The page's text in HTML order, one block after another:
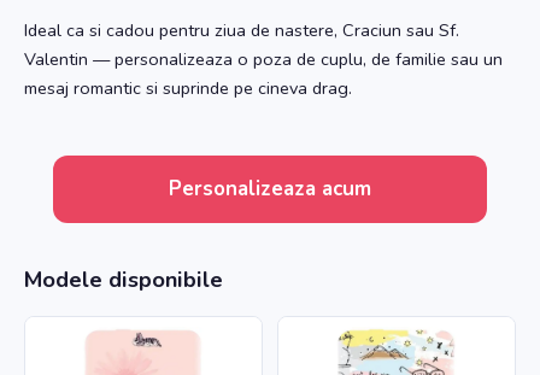
Ideal ca si cadou pentru ziua de nastere, Craciun sau Sf.
Valentin — personalizeaza o poza de cuplu, de familie sau un
mesaj romantic si suprinde pe cineva drag.
Personalizeaza acum
Modele disponibile